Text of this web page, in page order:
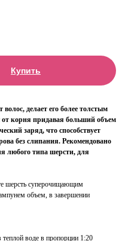
Купить
делает его более толстым
корня придавая больший объем
заряд, что способствует
без слипания. Рекомендовано
любого типа шерсти, для
шерсть суперочищающим
объем, в завершении
теплой воде в пропорции 1:20